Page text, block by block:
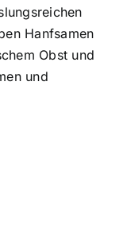
Hanfsamen
Obst und
und